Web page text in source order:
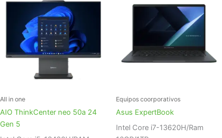
All in one
AIO ThinkCenter neo 50a 24
Gen 5
Equipos coorporativos
Asus ExpertBook
Intel Core i7-13620H/Ram